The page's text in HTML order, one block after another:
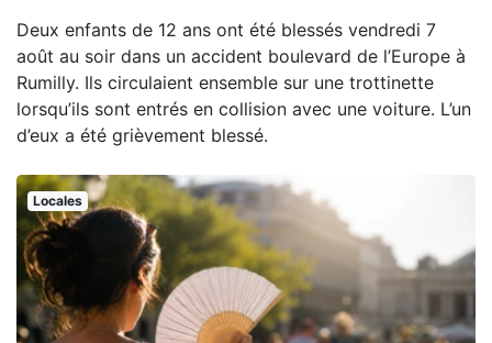
Deux enfants de 12 ans ont été blessés vendredi 7
août au soir dans un accident boulevard de l’Europe à
Rumilly. Ils circulaient ensemble sur une trottinette
lorsqu’ils sont entrés en collision avec une voiture. L’un
d’eux a été grièvement blessé.
Locales